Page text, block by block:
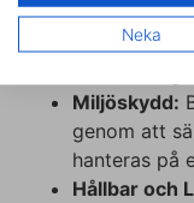
och
optimerar
Miljöskydd:
genom att
hanteras på
Hållbar och
Neka